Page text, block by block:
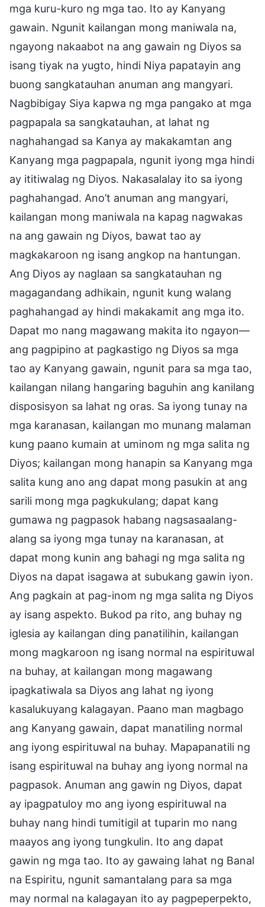
mga kuru-kuro ng mga tao. Ito ay Kanyang
gawain. Ngunit kailangan mong maniwala na,
ngayong nakaabot na ang gawain ng Diyos sa
isang tiyak na yugto, hindi Niya papatayin ang
buong sangkatauhan anuman ang mangyari.
Nagbibigay Siya kapwa ng mga pangako at mga
pagpapala sa sangkatauhan, at lahat ng
naghahangad sa Kanya ay makakamtan ang
Kanyang mga pagpapala, ngunit iyong mga hindi
ay ititiwalag ng Diyos. Nakasalalay ito sa iyong
paghahangad. Ano’t anuman ang mangyari,
kailangan mong maniwala na kapag nagwakas
na ang gawain ng Diyos, bawat tao ay
magkakaroon ng isang angkop na hantungan.
Ang Diyos ay naglaan sa sangkatauhan ng
magagandang adhikain, ngunit kung walang
paghahangad ay hindi makakamit ang mga ito.
Dapat mo nang magawang makita ito ngayon—
ang pagpipino at pagkastigo ng Diyos sa mga
tao ay Kanyang gawain, ngunit para sa mga tao,
kailangan nilang hangaring baguhin ang kanilang
disposisyon sa lahat ng oras. Sa iyong tunay na
mga karanasan, kailangan mo munang malaman
kung paano kumain at uminom ng mga salita ng
Diyos; kailangan mong hanapin sa Kanyang mga
salita kung ano ang dapat mong pasukin at ang
sarili mong mga pagkukulang; dapat kang
gumawa ng pagpasok habang nagsasaalang-
alang sa iyong mga tunay na karanasan, at
dapat mong kunin ang bahagi ng mga salita ng
Diyos na dapat isagawa at subukang gawin iyon.
Ang pagkain at pag-inom ng mga salita ng Diyos
ay isang aspekto. Bukod pa rito, ang buhay ng
iglesia ay kailangan ding panatilihin, kailangan
mong magkaroon ng isang normal na espirituwal
na buhay, at kailangan mong magawang
ipagkatiwala sa Diyos ang lahat ng iyong
kasalukuyang kalagayan. Paano man magbago
ang Kanyang gawain, dapat manatiling normal
ang iyong espirituwal na buhay. Mapapanatili ng
isang espirituwal na buhay ang iyong normal na
pagpasok. Anuman ang gawin ng Diyos, dapat
ay ipagpatuloy mo ang iyong espirituwal na
buhay nang hindi tumitigil at tuparin mo nang
maayos ang iyong tungkulin. Ito ang dapat
gawin ng mga tao. Ito ay gawaing lahat ng Banal
na Espiritu, ngunit samantalang para sa mga
may normal na kalagayan ito ay pagpeperpekto,